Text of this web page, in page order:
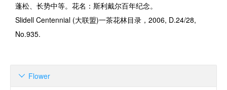
蓬松、长势中等。花名：斯利戴尔百年纪念。
Slidell Centennial (大联盟)一茶花林目录， 2006, D.24/28,
No.935.
Flower
